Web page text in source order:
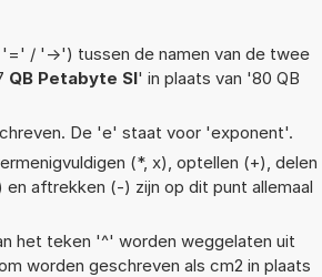
/ '->') tussen de namen van de twee
QB Petabyte SI' in plaats van '80 QB
De 'e' staat voor 'exponent'.
(*, x), optellen (+), delen
aftrekken (-) zijn op dit punt allemaal
het teken '^' worden weggelaten uit
worden geschreven als cm2 in plaats